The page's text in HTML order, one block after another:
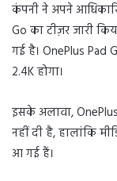
कंपनी ने अपने
Go का टीज़र जारी
गई है। OnePlus Pad
2.4K होगा।
इसके अलावा,
नहीं दी है, हालांकि
आ गई हैं।